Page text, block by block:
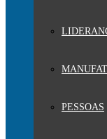
PESSOAS